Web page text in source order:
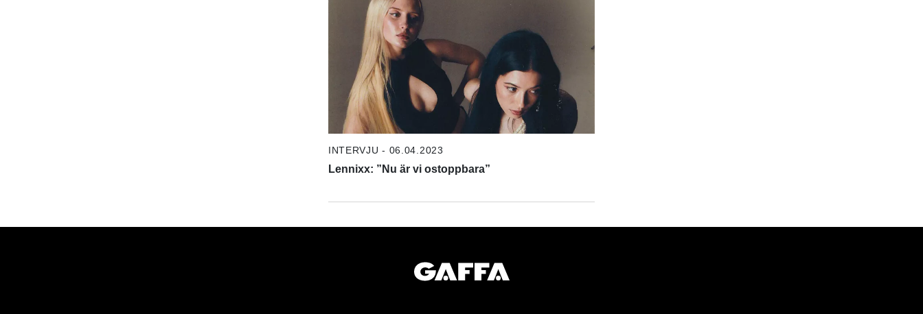
INTERVJU - 06.04.2023
Lennixx: ”Nu är vi ostoppbara”